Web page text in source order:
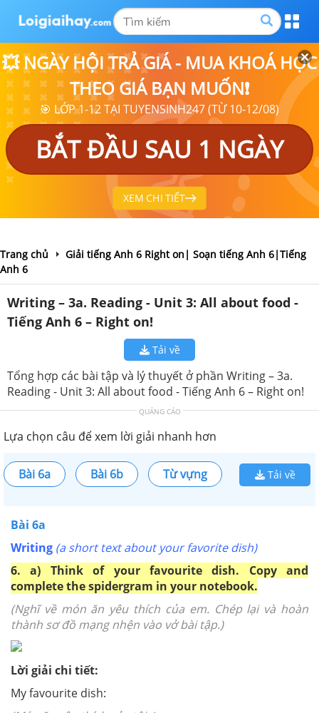
💥 NGÀY HỘI TRẢ GIÁ - MUA KHOÁ HỌC
THEO GIÁ BẠN MUỐN❗
🎯 LỚP 1-12 TẠI TUYENSINH247 (TỪ 10-12/08)
BẮT ĐẦU SAU 1 NGÀY
XEM CHI TIẾT
Trang chủ
Giải tiếng Anh 6 Right on| Soạn tiếng Anh 6|Tiếng
Anh 6
Writing – 3a. Reading - Unit 3: All about food -
Tiếng Anh 6 – Right on!
Tải về
Tổng hợp các bài tập và lý thuyết ở phần Writing – 3a.
Reading - Unit 3: All about food - Tiếng Anh 6 – Right on!
QUẢNG CÁO
Lựa chọn câu để xem lời giải nhanh hơn
Bài 6a Bài 6b Từ vựng Tải về
Bài 6a
Writing (a short text about your favorite dish)
6. a) Think of your favourite dish. Copy and
complete the spidergram in your notebook.
(Nghĩ về món ăn yêu thích của em. Chép lại và hoàn
thành sơ đồ mạng nhện vào vở bài tập.)
Lời giải chi tiết:
My favourite dish: